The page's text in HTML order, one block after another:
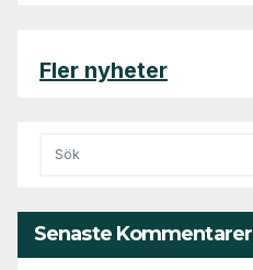
Fler nyheter
Senaste Kommentarer